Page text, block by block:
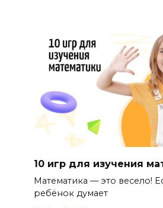
10 игр для изучения
Математика — это весело!
ребёнок думает